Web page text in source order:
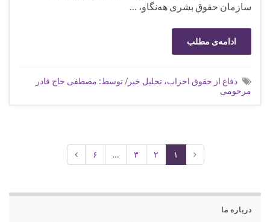
سازمان حقوق بشری هه‌نگاو، …
ادامه‌ی مطلب
دفاع از حقوق احزاب، تحلیل خبر/ توسط: مصطفی حاج قادر
مرحومی
۱ ۲ ۳ … ۶
درباره ما